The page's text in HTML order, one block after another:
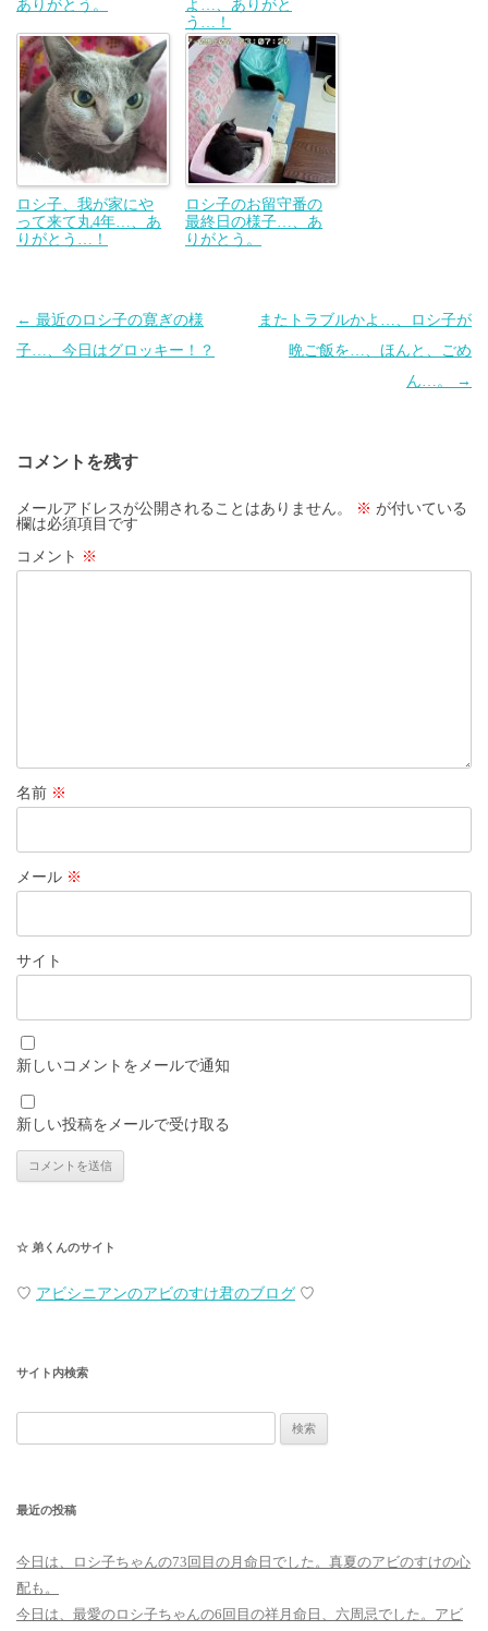
ありがとう。
よ…、ありがと
う…！
ロシ子、我が家にや
って来て丸4年…、あ
りがとう…！
ロシ子のお留守番の
最終日の様子…、あ
りがとう。
投
稿
ー
シ
ョ
ン
← 最近のロシ子の寛ぎの様
子…、今日はグロッキー！？
またトラブルかよ…、ロシ子が
晩ご飯を…、ほんと、ごめ
ん…。
→
コメントを残す
メールアドレスが公開されることはありません。 ※ が付いている
欄は必須項目です
コメント ※
名前 ※
メール ※
サイト
新しいコメントをメールで通知
新しい投稿をメールで受け取る
☆ 弟くんのサイト
♡ アビシニアンのアビのすけ君のブログ ♡
サイト内検索
索:
最近の投稿
今日は、ロシ子ちゃんの73回目の月命日でした。真夏のアビのすけの心
配も。
今日は、最愛のロシ子ちゃんの6回目の祥月命日、六周忌でした。アビ